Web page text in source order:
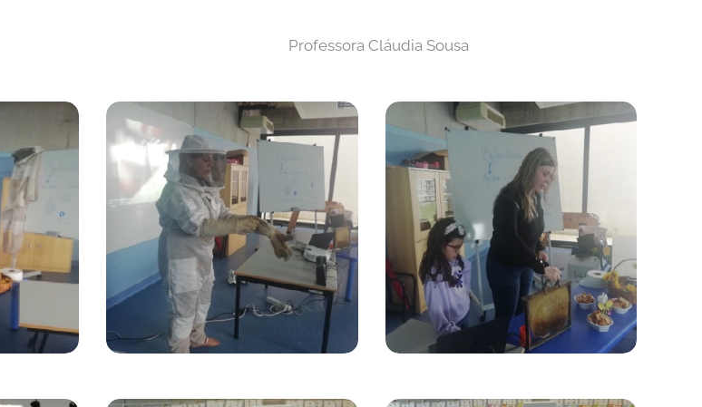
Professora Cláudia Sousa